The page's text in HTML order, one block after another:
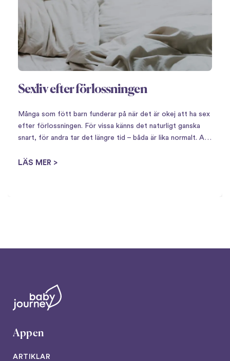
Sexliv efter förlossningen
Många som fött barn funderar på när det är okej att ha sex
efter förlossningen. För vissa känns det naturligt ganska
snart, för andra tar det längre tid – båda är lika normalt. Att
LÄS MER >
Appen
ARTIKLAR